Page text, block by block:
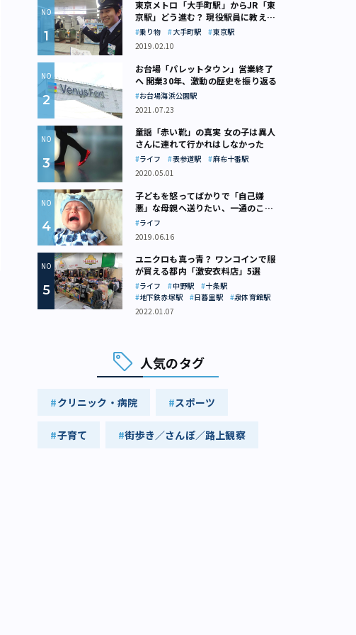
東京メトロ「大手町駅」からJR「東
京駅」どう進む？ 現役駅員に教えて
もらいました
乗り物 大手町駅
東京駅
2019.02.10
お台場「パレットタウン」営業終了
へ 開業30年、激動の歴史を振り返る
お台場海浜公園駅
2021.07.23
童謡「赤い靴」の真実 女の子は異人
さんに連れて行かれはしなかった
ライフ 表参道駅
麻布十番駅
2020.05.01
子どもを怒ってばかりで「自己嫌
悪」な母親へ送りたい、一通のここ
ろの処方箋
ライフ
2019.06.16
ユニクロも真っ青？ ワンコインで服
が買える都内「激安衣料店」5選
ライフ 中野駅
十条駅
地下鉄赤塚駅
日暮里駅
泉体育館駅
2022.01.07
人気のタグ
クリニック・病院 スポーツ
子育て 街歩き／さんぽ／路上観察